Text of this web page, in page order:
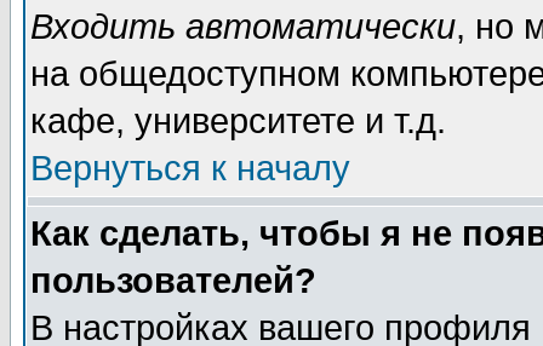
Входить автоматически, но
на общедоступном
кафе, университете и т.д.
Вернуться к началу
Как сделать, чтобы я не
пользователей?
В настройках вашего